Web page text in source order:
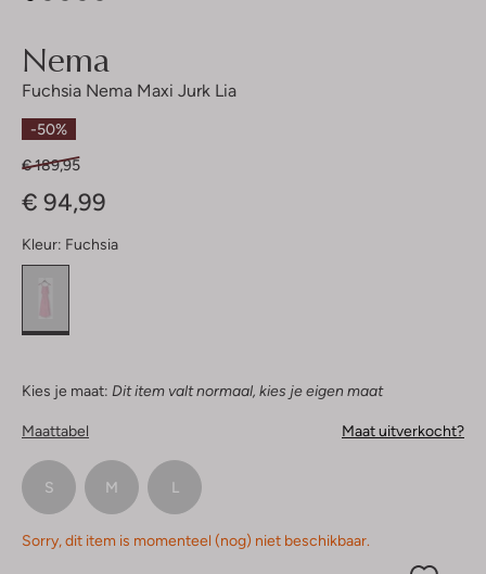
Nema
Fuchsia Nema Maxi Jurk Lia
-50%
€ 189,95
€ 94,99
Kleur: Fuchsia
Kies je maat: Dit item valt normaal, kies je eigen maat
Maattabel Maat uitverkocht?
S M L
Sorry, dit item is momenteel (nog) niet beschikbaar.